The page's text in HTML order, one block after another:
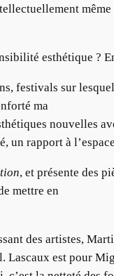
esthétique ?
festivals sur
ma
nouvelles
un rapport à
, et présente des
mettre en
des artistes,
Lascaux est pour